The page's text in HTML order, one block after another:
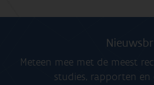
Meteen mee met de meest
studies, rapporten en